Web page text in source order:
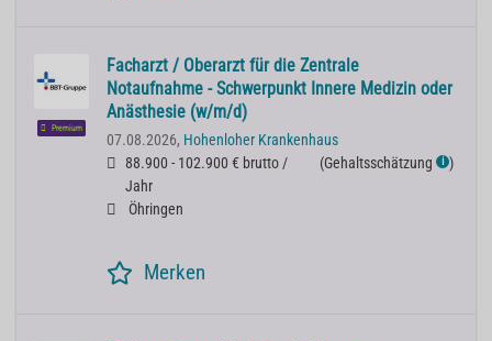
Premium
Facharzt / Oberarzt für die Zentrale
Notaufnahme - Schwerpunkt Innere Medizin oder
Anästhesie (w/m/d)
07.08.2026, Hohenloher Krankenhaus
88.900 - 102.900 € brutto /
Jahr
(Gehaltsschätzung ℹ )
Öhringen
Merken